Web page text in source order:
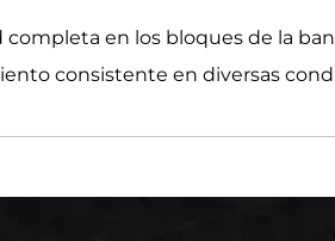
en los bloques de la
consistente en diversas